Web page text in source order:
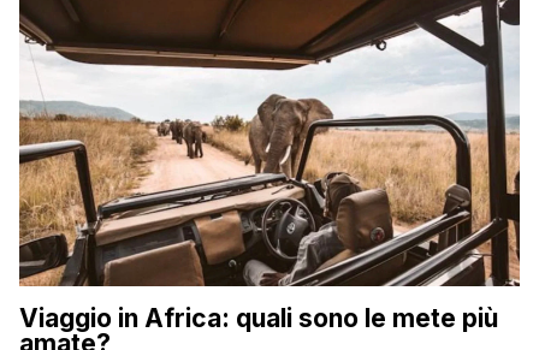
Viaggio in Africa: quali sono le mete più
amate?